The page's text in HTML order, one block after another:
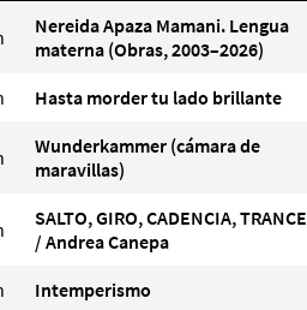
Nereida Apaza Mamani. Lengua
materna (Obras, 2003–2026)
Hasta morder tu lado brillante
Wunderkammer (cámara de
maravillas)
SALTO, GIRO, CADENCIA, TRANCE
/ Andrea Canepa
Intemperismo